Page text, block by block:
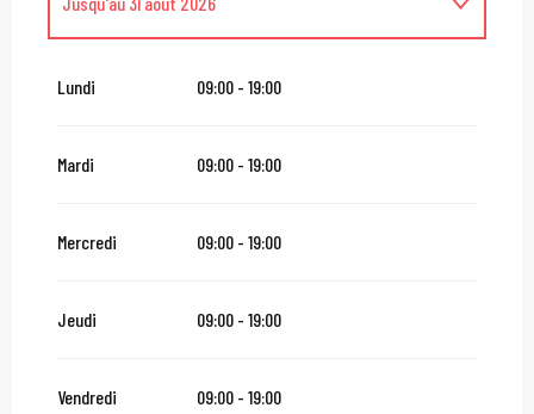
Lundi 09:00 - 19:00
Mardi 09:00 - 19:00
Mercredi 09:00 - 19:00
Jeudi 09:00 - 19:00
Vendredi 09:00 - 19:00